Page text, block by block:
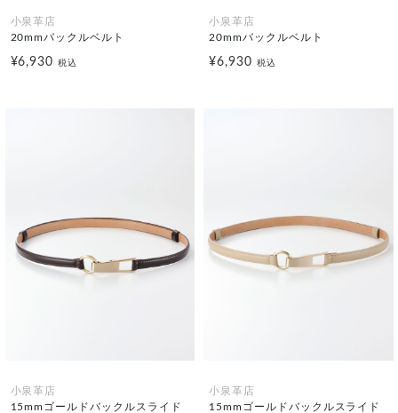
小泉革店
20mmバックルベルト
¥6,930税込
小泉革店
20mmバックルベルト
¥6,930 税込
小泉革店
15mmゴールドバックルスライド
小泉革店
15mmゴールドバックルスライド